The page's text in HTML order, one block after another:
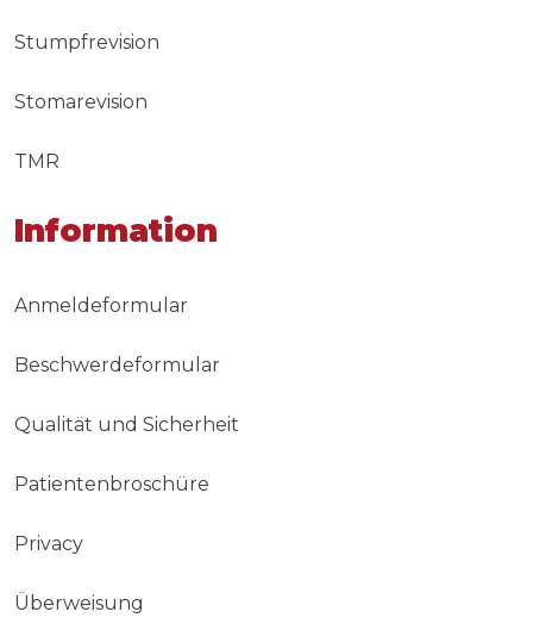
Stumpfrevision
Stomarevision
TMR
Information
Anmeldeformular
Beschwerdeformular
Qualität und Sicherheit
Patientenbroschüre
Privacy
Überweisung